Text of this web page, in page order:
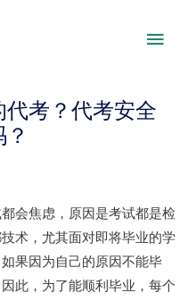
考？代考安全
会焦虑，原因是考试都是检
术，尤其面对即将毕业的学
果因为自己的原因不能毕
此，为了能顺利毕业，每个